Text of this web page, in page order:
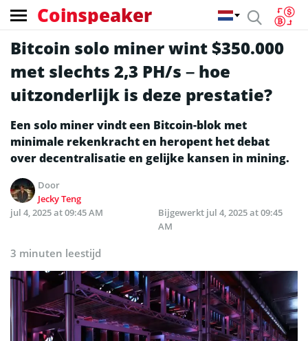
Coinspeaker
Bitcoin solo miner wint $350.000
met slechts 2,3 PH/s – hoe
uitzonderlijk is deze prestatie?
Een solo miner vindt een Bitcoin-blok met
minimale rekenkracht en heropent het debat
over decentralisatie en gelijke kansen in mining.
Door
Jecky Teng
jul 4, 2025 at 09:45 AM
Bijgewerkt jul 4, 2025 at 09:45
AM
3 minuten leestijd